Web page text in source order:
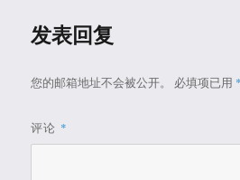
发表回复
您的邮箱地址不会被公开。 必填项已用 *
评论 *